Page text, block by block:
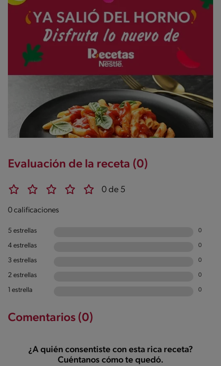
Evaluación de la receta (0)
0 de 5
0 calificaciones
5 estrellas 0
4 estrellas 0
3 estrellas 0
2 estrellas 0
1 estrella 0
Comentarios (0)
¿A quién consentiste con esta rica receta?
Cuéntanos cómo te quedó.